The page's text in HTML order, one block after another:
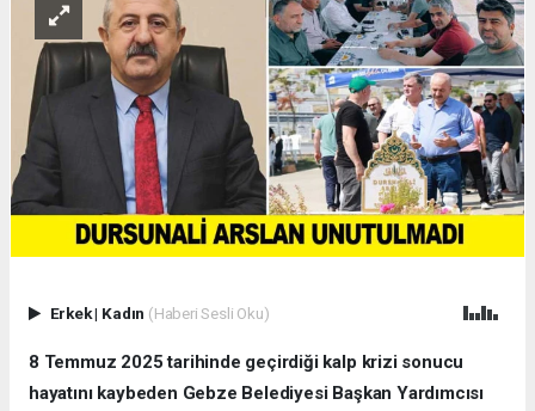
Erkek| Kadın (Haberi Sesli Oku)
8 Temmuz 2025 tarihinde geçirdiği kalp krizi sonucu
hayatını kaybeden Gebze Belediyesi Başkan Yardımcısı